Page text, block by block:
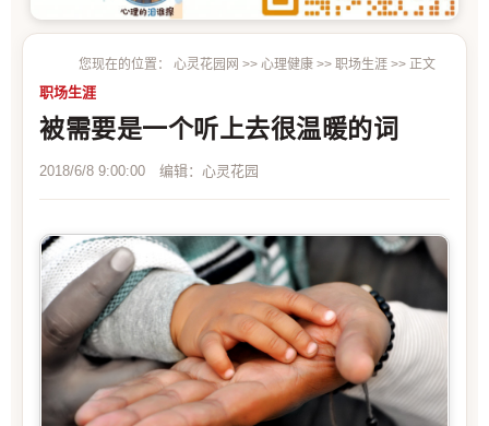
您现在的位置： 心灵花园网 >> 心理健康 >> 职场生涯 >> 正文
职场生涯
被需要是一个听上去很温暖的词
2018/6/8 9:00:00 编辑：心灵花园